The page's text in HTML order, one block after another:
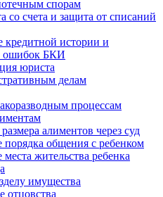
спорам
со счета и защита от списаний
кредитной истории и
ошибок БКИ
юриста
делам
процессам
алиментов через суд
порядка общения с ребенком
жительства ребенка
имущества
отцовства